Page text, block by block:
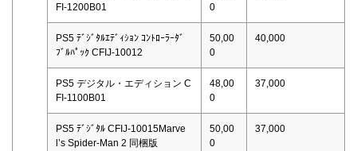
FI-1200B01
0
PS5 ﾃﾞｼﾞﾀﾙｴﾃﾞｨｼｮﾝ ｺﾝﾄﾛｰﾗｰﾀﾞ
ﾌﾞﾙﾊﾟｯｸ CFIJ-10012
50,00
0
40,000
PS5 デジタル・エディション C
FI-1100B01
48,00
0
37,000
PS5 ﾃﾞｼﾞﾀﾙ CFIJ-10015Marve
l’s Spider-Man 2 同梱版
50,00
0
37,000